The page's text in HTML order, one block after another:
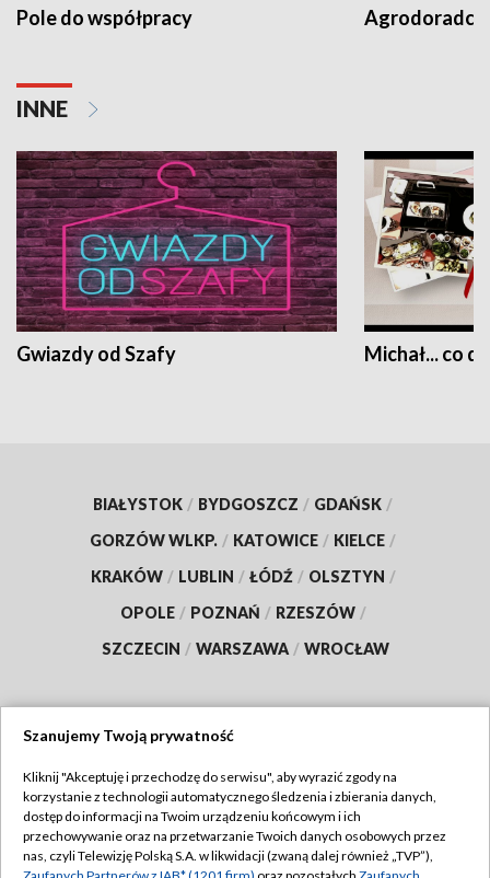
Pole do współpracy Agrodoradcy
INNE
Gwiazdy od Szafy Michał... co
BIAŁYSTOK / BYDGOSZCZ / GDAŃSK /
GORZÓW WLKP. / KATOWICE / KIELCE /
KRAKÓW / LUBLIN / ŁÓDŹ / OLSZTYN /
OPOLE / POZNAŃ / RZESZÓW /
SZCZECIN / WARSZAWA / WROCŁAW
TVP
Abonament TVP
Emisja w TVP
Regulamin TVP
Szanujemy Twoją prywatność
Kliknij "Akceptuję i przechodzę do serwisu", aby wyrazić zgody na
korzystanie z technologii automatycznego śledzenia i zbierania danych,
dostęp do informacji na Twoim urządzeniu końcowym i ich
przechowywanie oraz na przetwarzanie Twoich danych osobowych przez
nas, czyli Telewizję Polską S.A. w likwidacji (zwaną dalej również „TVP”),